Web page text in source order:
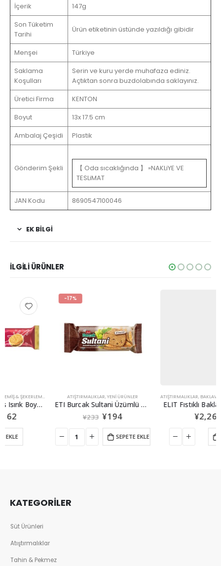
İçerik
147g
Son Tüketim
Tarihi
Ürün etiketinin üstünde yazıldığı gibidir
Menşei
Türkiye
Saklama
Koşulları
Serin ve kuru yerde muhafaza ediniz.
Açtıktan sonra buzdolabında saklayınız.
Üretici Firma
KENTON
Boyut
13x 17.5 cm
Ambalaj Çeşidi
Plastik
Gönderim Şekli
【 Oda sıcaklığında 】 »NAKLiYE VE
TESLiMAT
JAN Kodu 8690547100046
EK BİLGİ
İLGİLİ ÜRÜNLER
YENİ ÜRÜNLER
-17%
ATIŞTIRMALIKLAR YENİ ÜRÜNLER
ETI Burcak Sultani Üzümlü Kepekli Bisküvi123g
SEPETE EKLE
ATIŞTIRMALIKLAR BAKLAVA,KURUYEMIŞ & ŞEKERLEME
ELIT Fıstıklı Baklava 15 adet
SEPETE EKLE
KATEGORİLER
Süt Ürünleri
Atıştırmalıklar
Tahin & Pekmez